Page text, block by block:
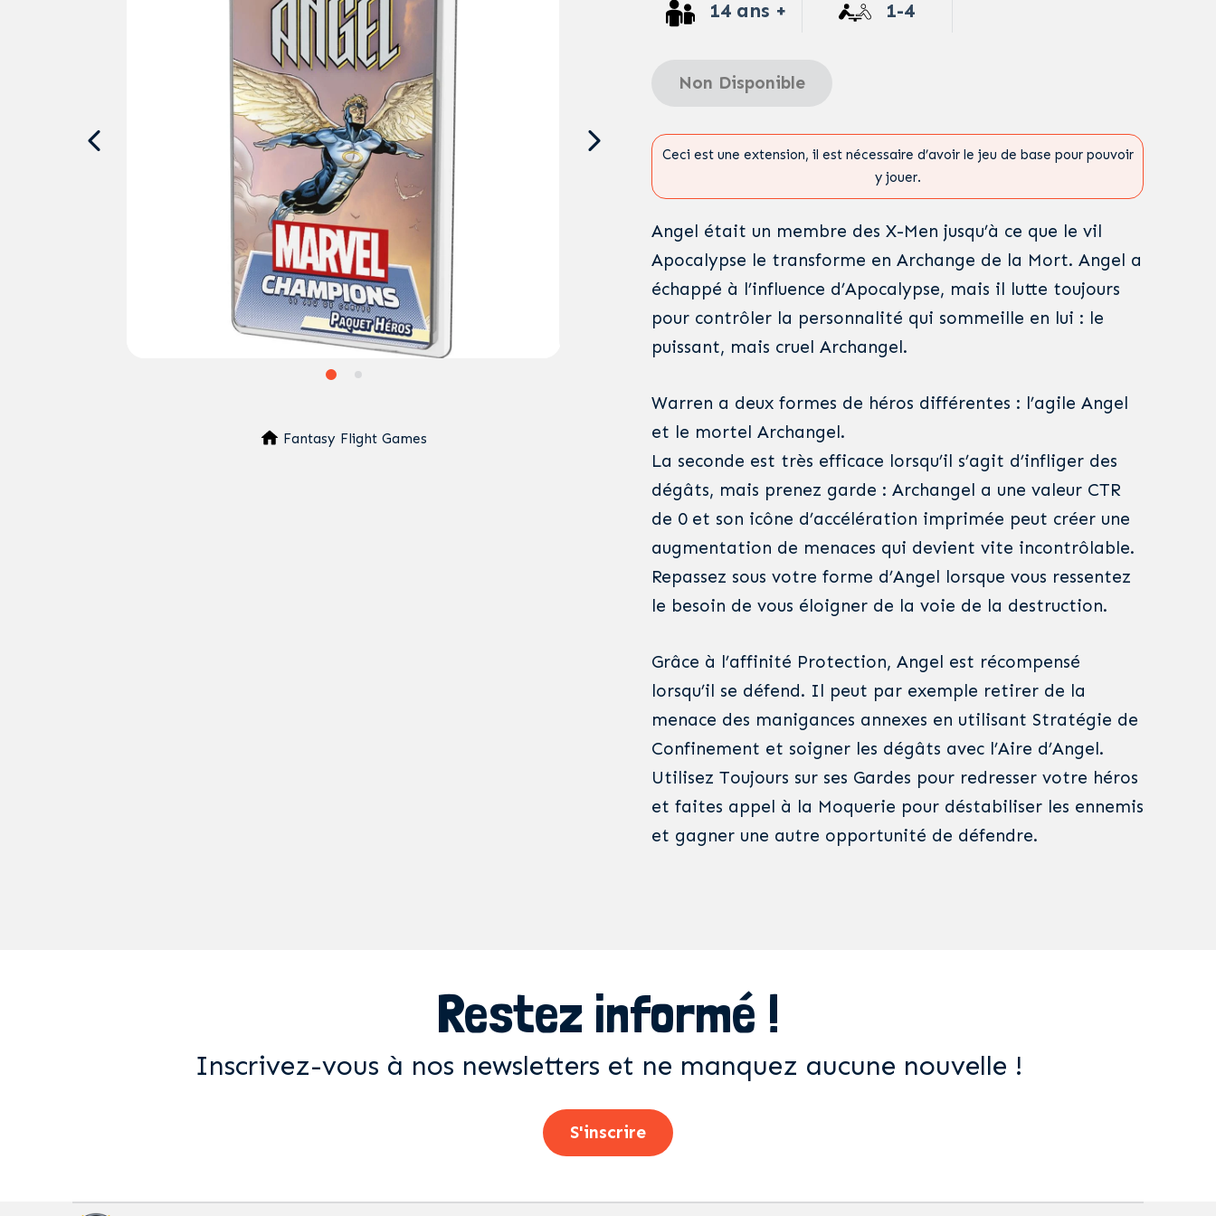
Fantasy Flight Games
14 ans + 1-4
Non Disponible
Ceci est une extension, il est nécessaire d’avoir le jeu de base pour pouvoir
y jouer.
Angel était un membre des X-Men jusqu’à ce que le vil
Apocalypse le transforme en Archange de la Mort. Angel a
échappé à l’influence d’Apocalypse, mais il lutte toujours
pour contrôler la personnalité qui sommeille en lui : le
puissant, mais cruel Archangel.
Warren a deux formes de héros différentes : l’agile Angel
et le mortel Archangel.
La seconde est très efficace lorsqu’il s’agit d’infliger des
dégâts, mais prenez garde : Archangel a une valeur CTR
de 0 et son icône d’accélération imprimée peut créer une
augmentation de menaces qui devient vite incontrôlable.
Repassez sous votre forme d’Angel lorsque vous ressentez
le besoin de vous éloigner de la voie de la destruction.
Grâce à l’affinité Protection, Angel est récompensé
lorsqu’il se défend. Il peut par exemple retirer de la
menace des manigances annexes en utilisant Stratégie de
Confinement et soigner les dégâts avec l’Aire d’Angel.
Utilisez Toujours sur ses Gardes pour redresser votre héros
et faites appel à la Moquerie pour déstabiliser les ennemis
et gagner une autre opportunité de défendre.
Restez informé !
Inscrivez-vous à nos newsletters et ne manquez aucune nouvelle !
S'inscrire